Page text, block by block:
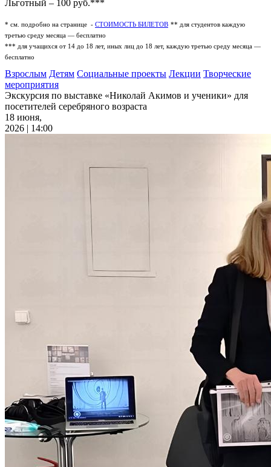
Льготный – 100 руб.***
* см. подробно на странице - СТОИМОСТЬ БИЛЕТОВ ** для студентов каждую
третью среду месяца — бесплатно
*** для учащихся от 14 до 18 лет, иных лиц до 18 лет, каждую третью среду месяца —
бесплатно
Взрослым Детям Социальные проекты Лекции Творческие
мероприятия
Экскурсия по выставке «Николай Акимов и ученики» для
посетителей серебряного возраста
18 июня,
2026 | 14:00